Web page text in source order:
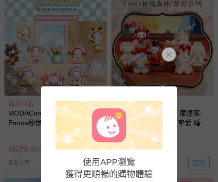
相關的退換貨辦理流程，可詳見：退換貨 & 退款問題
其他常見問題：
運送服務：目前提供的運送僅限台灣本島。如您位於離島地
區，可能會無法配送，或須依據商品需加收離島運費。廠商
亦保留出貨與否的權利。離島、偏遠地區、樓層親送等加價
費用，可能會另需加收。
商品實際的配達日期，可於訂單個人資料內的查詢訂單內，
已出貨通知之訊息為主。
如您收到商品，請依正常流程檢查是否完好，若商品遇瑕疵
情形，您可申請更換新品或退貨，請見：
退貨的辦理流程
若您對於會員帳號、商品訂購與資訊、購物流程、付款方
式、折價券與購物金的使用、退貨及商品運送方式等有疑
問，你可詳見：媽咪愛客服中心。
搶購一空
滿1件9折
MODACore 摩達客 - 摩達客-
Emma秘境森林系列 愛的多巴
胺 盒玩 盲盒 盲抽 公仔 玩偶 手
$629 $1379
最新上架 追蹤
搶購一空
MODACore 摩達客 - 摩達客-
Emma秘境森林系列 摯愛 婚禮
盒玩 盲盒 盲抽 公仔 玩偶 手辦
模型
$629 $1379
最新上架 追蹤
使用APP瀏覽
獲得更順暢的購物體驗